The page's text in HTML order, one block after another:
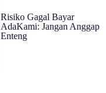
Risiko Gagal Bayar
AdaKami: Jangan Anggap
Enteng